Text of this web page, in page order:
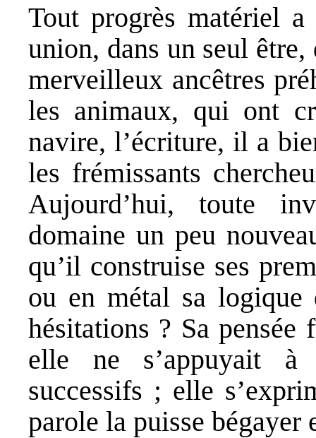
Tout progrès matériel
union, dans un seul
merveilleux ancêtres
les animaux, qui ont
navire, l’écriture, il a
les frémissants
Aujourd’hui, toute
domaine un peu
qu’il construise ses
ou en métal sa logique
hésitations ? Sa
elle ne s’appuyait à
successifs ; elle
parole la puisse bégayer